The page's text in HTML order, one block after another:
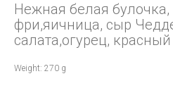
Нежная белая булочка,
фри,яичница, сыр
салата,огурец,
Weight: 270 g